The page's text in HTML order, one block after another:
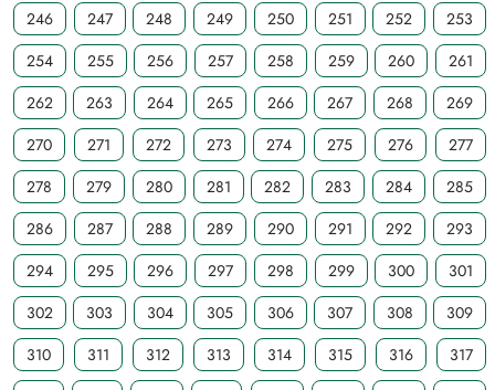
246
247 248 249 250 251 252
253
254
255 256 257 258 259 260
261
262
263 264 265 266 267 268
269
270
271 272 273 274 275 276
277
278
279 280 281 282 283 284
285
286
287 288 289 290 291 292
293
294
295 296 297 298 299 300
301
302
303 304 305 306 307 308
309
310
311 312 313 314 315 316
317